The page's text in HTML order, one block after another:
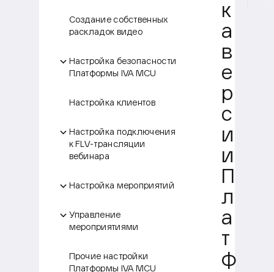
Создание собственных
раскладок видео
Настройка безопасности
Платформы IVA MCU
Настройка клиентов
Настройка подключения
к FLV-трансляции
вебинара
Настройка мероприятий
Управление
мероприятиями
Прочие настройки
Платформы IVA MCU
к
а
в
е
р
с
и
и
л
а
т
ф